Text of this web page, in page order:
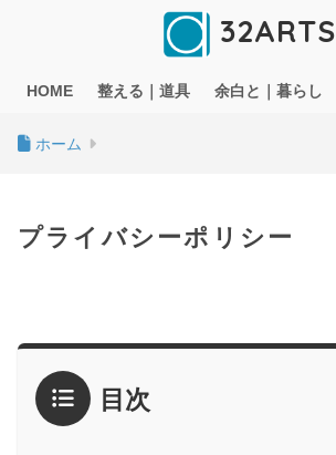
32ARTS
HOME 整える｜道具 余白と｜暮らし
ホーム
プライバシーポリシー
目次